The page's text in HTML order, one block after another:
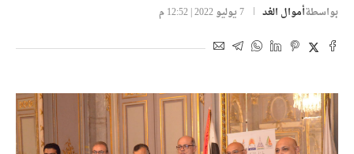
بواسطةأموال الغد 7 يوليو 2022 | 12:52 م